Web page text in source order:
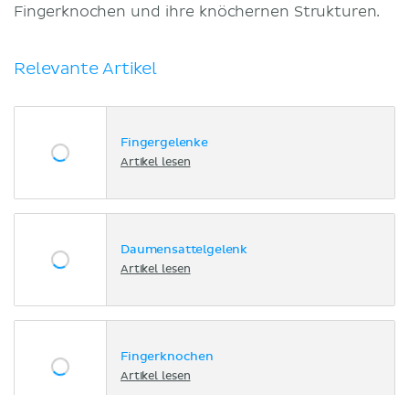
Fingerknochen und ihre knöchernen Strukturen.
Relevante Artikel
Fingergelenke
Artikel lesen
Daumensattelgelenk
Artikel lesen
Fingerknochen
Artikel lesen